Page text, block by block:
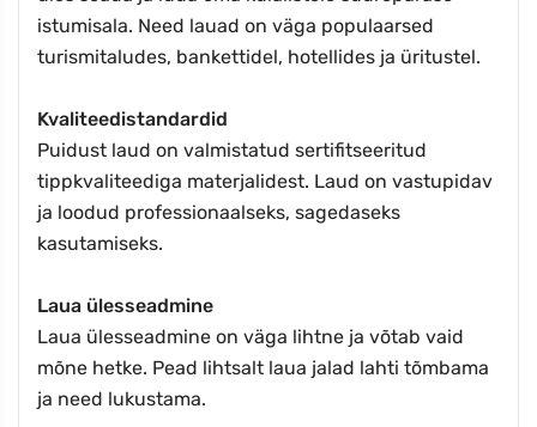
istumisala. Need lauad on väga populaarsed
turismitaludes, bankettidel, hotellides ja üritustel.
Kvaliteedistandardid
Puidust laud on valmistatud sertifitseeritud
tippkvaliteediga materjalidest. Laud on vastupidav
ja loodud professionaalseks, sagedaseks
kasutamiseks.
Laua ülesseadmine
Laua ülesseadmine on väga lihtne ja võtab vaid
mõne hetke. Pead lihtsalt laua jalad lahti tõmbama
ja need lukustama.